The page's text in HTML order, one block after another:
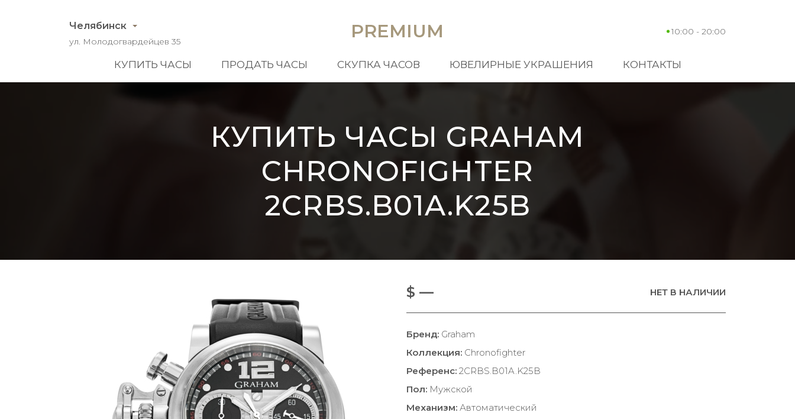
Челябинск
ул. Молодогвардейцев 35 PREMIUM 10:00 - 20:00
КУПИТЬ ЧАСЫ ПРОДАТЬ ЧАСЫ СКУПКА ЧАСОВ ЮВЕЛИРНЫЕ УКРАШЕНИЯ КОНТАКТЫ
КУПИТЬ ЧАСЫ GRAHAM
CHRONOFIGHTER
2CRBS.B01A.K25B
$ — НЕТ В НАЛИЧИИ
Бренд: Graham
Коллекция: Chronofighter
Референс: 2CRBS.B01A.K25B
Пол: Мужской
Механизм: Автоматический